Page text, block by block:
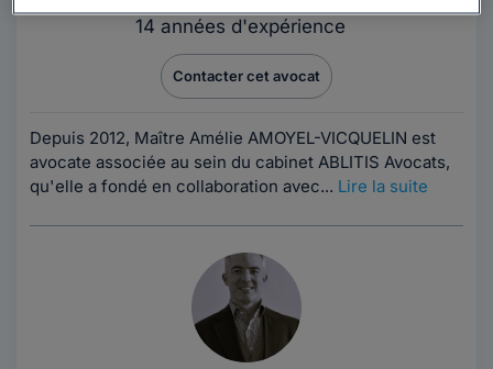
14 années d'expérience
Contacter cet avocat
Depuis 2012, Maître Amélie AMOYEL-VICQUELIN est
avocate associée au sein du cabinet ABLITIS Avocats,
qu'elle a fondé en collaboration avec... Lire la suite